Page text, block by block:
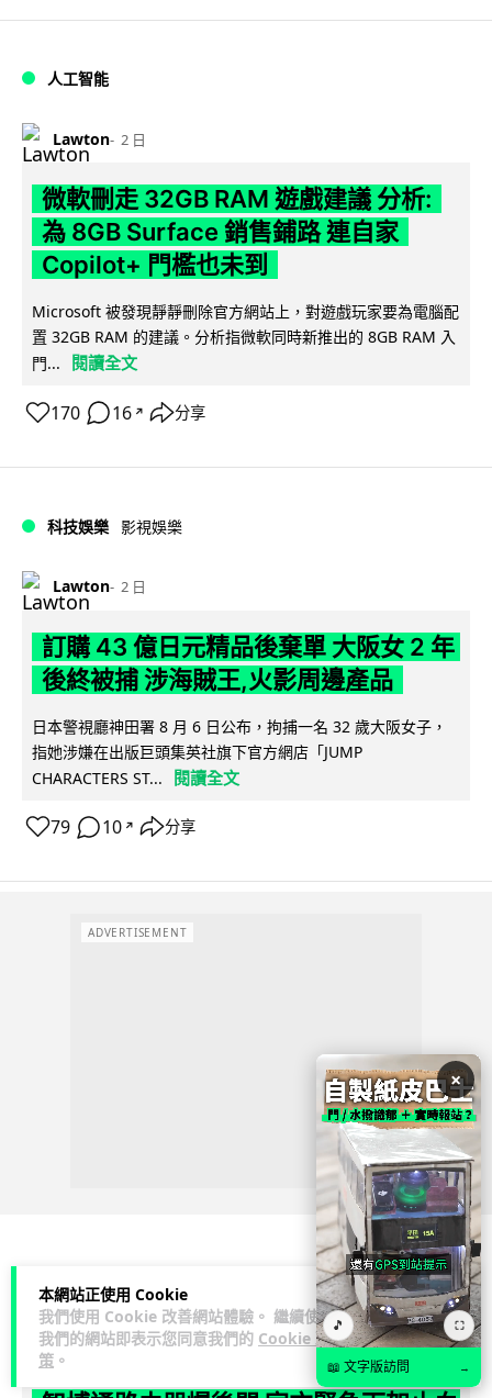
本網站正使用 Cookie
我們使用 Cookie 改善網站體驗。 繼續使用
我們的網站即表示您同意我們的 Cookie 政
策 。
人工智能
Lawton 2 日
微軟刪走 32GB RAM 遊戲建議 分析:
為 8GB Surface 銷售鋪路 連自家
Copilot+ 門檻也未到
Microsoft 被發現靜靜刪除官方網站上，對遊戲玩家要為電腦配
置 32GB RAM 的建議。分析指微軟同時新推出的 8GB RAM 入
門...
閱讀全文
170 16 ↗ 分享
科技娛樂 影視娛樂
Lawton 2 日
訂購 43 億日元精品後棄單 大阪女 2 年
後終被捕 涉海賊王,火影周邊產品
日本警視廳神田署 8 月 6 日公布，拘捕一名 32 歲大阪女子，
指她涉嫌在出版巨頭集英社旗下官方網店「JUMP
CHARACTERS ST...
閱讀全文
79 10 ↗ 分享
ADVERTISEMENT
商業科技 資訊保安
Vin 2 日
×
🎵 ⛶
📖 文字版訪問 →